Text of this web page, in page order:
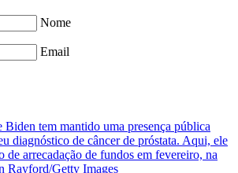
Nome
Email